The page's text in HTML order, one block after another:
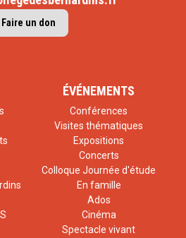
Faire un don
ÉVÉNEMENTS
Conférences
Visites thématiques
Expositions
Concerts
Colloque Journée d'étude
En famille
Ados
Cinéma
Spectacle vivant